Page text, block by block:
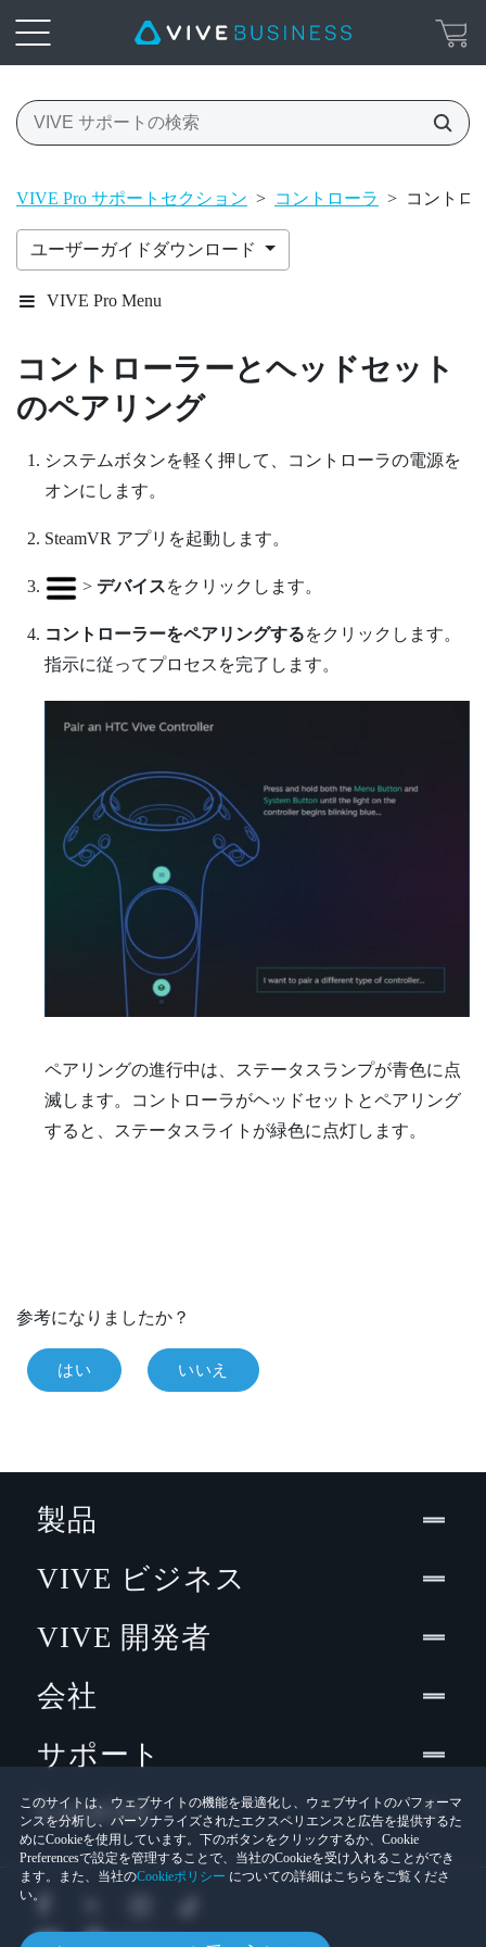
VIVE Pro サポートセクション > コントローラ > コントロ
ユーザーガイドダウンロード
VIVE Pro Menu
コントローラーとヘッドセット
のペアリング
システムボタンを軽く押して、コントローラの電源を
オンにします。
SteamVR アプリを起動します。
> デバイスをクリックします。
コントローラーをペアリングするをクリックします。
指示に従ってプロセスを完了します。
ペアリングの進行中は、ステータスランプが青色に点
滅します。コントローラがヘッドセットとペアリング
すると、ステータスライトが緑色に点灯します。
参考になりましたか？
はい いいえ
このサイトは、ウェブサイトの機能を最適化し、ウェブサイトのパフォーマ
ンスを分析し、パーソナライズされたエクスペリエンスと広告を提供するた
めにCookieを使用しています。下のボタンをクリックするか、Cookie
Preferencesで設定を管理することで、当社のCookieを受け入れることができ
ます。また、当社のCookieポリシー についての詳細はこちらをご覧くださ
い。
製品
VIVE ビジネス
VIVE 開発者
会社
サポート
Location